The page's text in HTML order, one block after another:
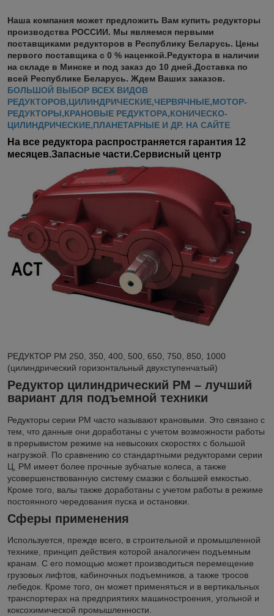
Наша компания может предложить Вам купить редукторы
производства РОССИИ. Мы являемся первыми
поставщиками редукторов в Республику Беларусь. Цены
первого поставщика с 0 % наценкой.Редуктора в наличии
на складе в Минске и под заказ до 10 дней.Доставка по
всей Республике Беларусь. Ждем Ваших заказов.
БОЛЬШОЙ ВЫБОР ВСЕХ ВИДОВ
РЕДУКТОРОВ,ЦИЛИНДРИЧЕСКИЕ,ЧЕРВЯЧНЫЕ,МОТОР-
РЕДУКТОРЫ,КРАНОВЫЕ РЕДУКТОРА,КОНИЧЕСКО-
ЦИЛИНДРИЧЕСКИЕ,ПЛАНЕТАРНЫЕ И ДР. НА САЙТЕ
На все редуктора распространяется гарантия 12
месяцев.Запасные части.Сервисный центр
РЕДУКТОР РМ 250, 350, 400, 500, 650, 750, 850, 1000
(цилиндрический горизонтальный двухступенчатый)
Редуктор цилиндрический РМ – лучший
вариант для подъемной техники
Редукторы серии РМ часто называют крановыми. Это связано с
тем, что данные они доработаны с учетом возможности работы
в прерывистом режиме на невысоких скоростях с большой
нагрузкой. По сравнению со стандартными редукторами серии
Ц, РМ имеет более прочные зубчатые колеса, а также
усовершенствованную систему смазки с большей емкостью.
Кроме того, валы также доработаны с учетом работы в режиме
постоянного чередования пуска и остановки.
Сферы применения
Используется, прежде всего, в строительной и промышленной
технике, принцип действия которой аналогичен подъемным
кранам. С его помощью может производиться перемещение
грузовых лифтов, кабиночных подъемников, а также тросов
лебедок. Кроме того, он может применяться и в вертикальных
транспортерах на предприятиях машиностроения, угольной и
коксохимической промышленности.